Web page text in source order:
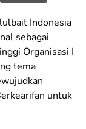
Indonesia
sebagai
Organisasi I
tema
untuk